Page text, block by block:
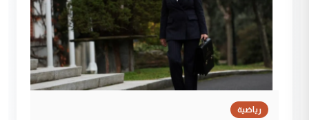
رياضية